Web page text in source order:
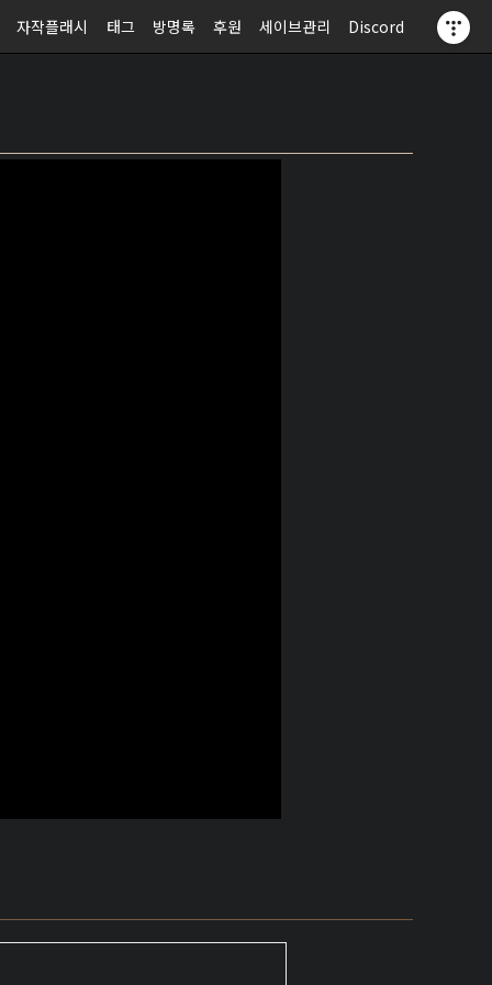
자작플래시 태그 방명록 후원 세이브관리 Discord